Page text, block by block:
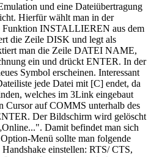
und eine Dateiübertragung
Hierfür wählt man in der
Funktion INSTALLIEREN aus dem
die Zeile DISK und legt als
man die Zeile DATEI NAME,
ein und drückt ENTER. In der
Symbol erscheinen. Interessant
jede Datei mit [C] endet, da
welches im 3Link eingebaut
Cursor auf COMMS unterhalb des
Der Bildschirm wird gelöscht
Damit befindet man sich
Menü sollte man folgende
einstellen: RTS/ CTS,